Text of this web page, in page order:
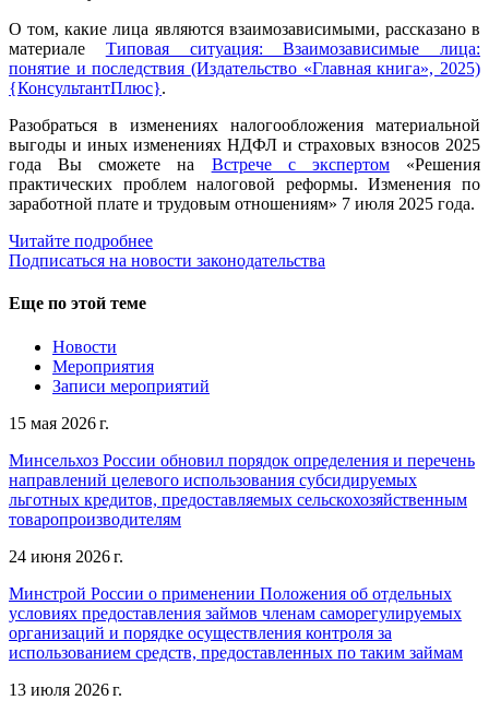
О том, какие лица являются взаимозависимыми, рассказано в
материале Типовая ситуация: Взаимозависимые лица:
понятие и последствия (Издательство «Главная книга», 2025)
{КонсультантПлюс}.
Разобраться в изменениях налогообложения материальной
выгоды и иных изменениях НДФЛ и страховых взносов 2025
года Вы сможете на Встрече с экспертом«Решения
практических проблем налоговой реформы. Изменения по
заработной плате и трудовым отношениям» 7 июля 2025 года.
Читайте подробнее
Подписаться на новости законодательства
Еще по этой теме
Новости
Мероприятия
Записи мероприятий
15 мая 2026 г.
Минсельхоз России обновил порядок определения и перечень
направлений целевого использования субсидируемых
льготных кредитов, предоставляемых сельскохозяйственным
товаропроизводителям
24 июня 2026 г.
Минстрой России о применении Положения об отдельных
условиях предоставления займов членам саморегулируемых
организаций и порядке осуществления контроля за
использованием средств, предоставленных по таким займам
13 июля 2026 г.